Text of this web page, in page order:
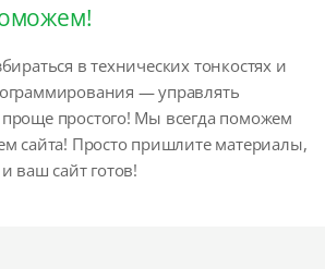
в технических тонкостях и
— управлять
простого! Мы всегда поможем
сайта! Просто пришлите материалы,
ваш сайт готов!